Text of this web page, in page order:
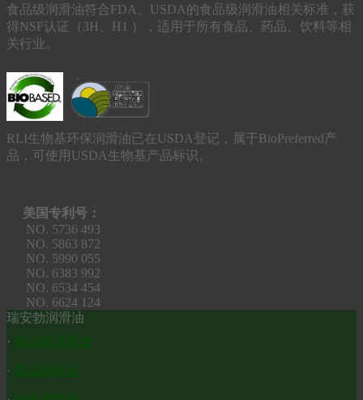
食品级润滑油符合FDA、USDA的食品级润滑油相关标准，获
得NSF认证（3H、H1 ），适用于所有食品、药品、饮料等相
关行业。
RLI生物基环保润滑油已在USDA登记，属于BioPreferred产
品，可使用USDA生物基产品标识。
美国专利号：
NO. 5736 493
NO. 5863 872
NO. 5990 055
NO. 6383 992
NO. 6534 454
NO. 6624 124
瑞安勃润滑油
· 食品级润滑油
· 高温链条油